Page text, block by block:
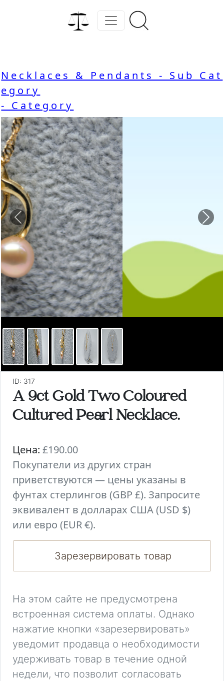
Necklaces & Pendants - Sub Cat
egory
- Category
Previous
ID: 317
A 9ct Gold Two Coloured
Cultured Pearl Necklace.
Цена: £190.00
Покупатели из других стран
приветствуются — цены указаны в
фунтах стерлингов (GBP £). Запросите
эквивалент в долларах США (USD $)
или евро (EUR €).
Зарезервировать товар
На этом сайте не предусмотрена
встроенная система оплаты. Однако
нажатие кнопки «зарезервировать»
уведомит продавца о необходимости
удерживать товар в течение одной
недели, что позволит согласовать